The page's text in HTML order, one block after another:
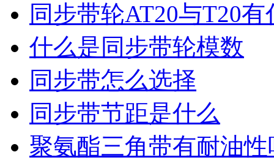
同步带轮AT20与T20有
什么是同步带轮模数
同步带怎么选择
同步带节距是什么
聚氨酯三角带有耐油性